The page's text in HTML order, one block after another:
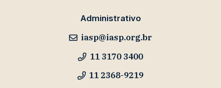
Administrativo
iasp@iasp.org.br
11 3170 3400
11 2368-9219